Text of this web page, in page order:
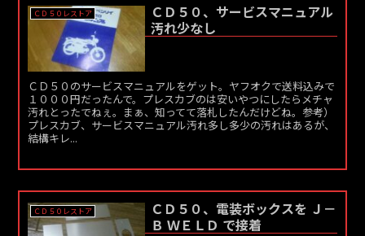
ＣＤ５０レストア
ＣＤ５０、サービスマニュアル
汚れ少なし
ＣＤ５０のサービスマニュアルをゲット。ヤフオクで送料込みで
１０００円だったんで。プレスカブのは安いやつにしたらメチャ
汚れとったでねぇ。まぁ、知ってて落札したんだけどね。参考）
プレスカブ、サービスマニュアル汚れ多し多少の汚れはあるが、
結構キレ...
ＣＤ５０レストア
ＣＤ５０、電装ボックスを Ｊ－
Ｂ ＷＥＬＤ で接着